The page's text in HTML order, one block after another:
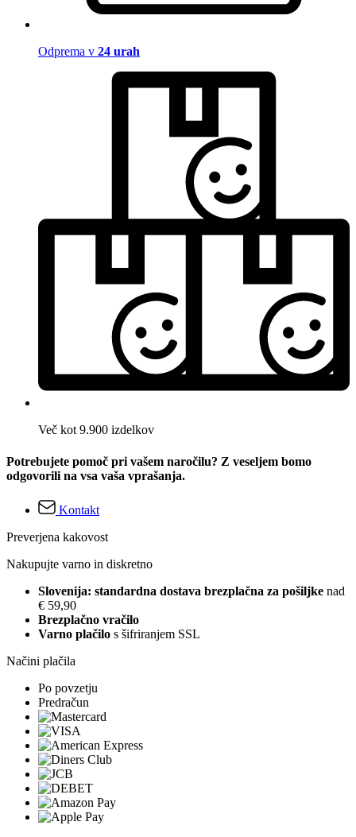
Odprema v 24 urah
Več kot 9.900 izdelkov
Potrebujete pomoč pri vašem naročilu? Z veseljem bomo
odgovorili na vsa vaša vprašanja.
Kontakt
Preverjena kakovost
Nakupujte varno in diskretno
Slovenija: standardna dostava brezplačna za pošiljke nad
€ 59,90
Brezplačno vračilo
Varno plačilo s šifriranjem SSL
Načini plačila
Po povzetju
Predračun